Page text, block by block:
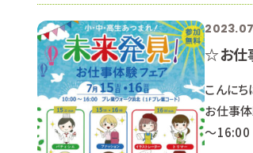
☆お仕
こんにち
お仕事
～16:00